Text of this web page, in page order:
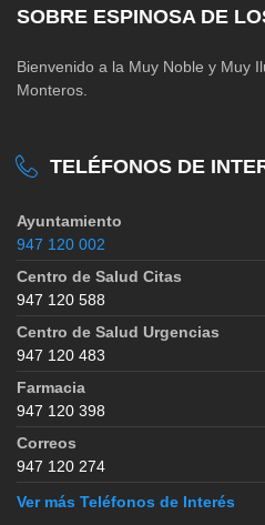
SOBRE ESPINOSA DE
Bienvenido a la Muy Noble y Muy
Monteros.
TELÉFONOS DE
Ayuntamiento
947 120 002
Centro de Salud Citas
947 120 588
Centro de Salud Urgencias
947 120 483
Farmacia
947 120 398
Correos
947 120 274
Ver más Teléfonos de Interés